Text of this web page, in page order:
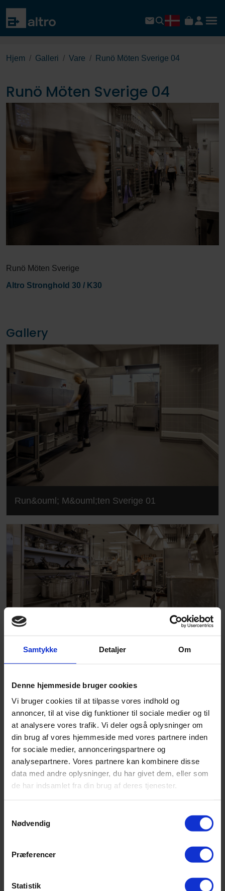
Samtykke Detaljer Om
Denne hjemmeside bruger cookies
Vi bruger cookies til at tilpasse vores indhold og
annoncer, til at vise dig funktioner til sociale medier og til
at analysere vores trafik. Vi deler også oplysninger om
din brug af vores hjemmeside med vores partnere inden
for sociale medier, annonceringspartnere og
analysepartnere. Vores partnere kan kombinere disse
data med andre oplysninger, du har givet dem, eller som
de har indsamlet fra din brug af deres tjenester.
Nødvendig
Præferencer
Statistik
Hjem Galleri Vare Runö Möten Sverige 04
Runö Möten Sverige 04
Runö Möten Sverige
Altro Stronghold 30 / K30
Gallery
Run&ouml; M&ouml;ten Sverige 01
Run&ouml; M&ouml;ten Sverige 02
Run&ouml; M&ouml;ten Sverige 03